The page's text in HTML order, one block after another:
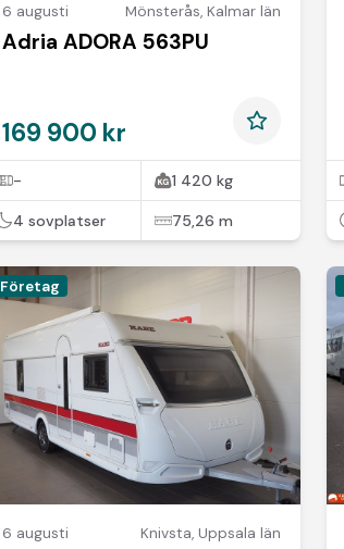
6 augusti Mönsterås, Kalmar län
Adria ADORA 563PU
169 900 kr
- 1 420 kg
4 sovplatser 75,26 m
Företag
6 augusti Knivsta, Uppsala län